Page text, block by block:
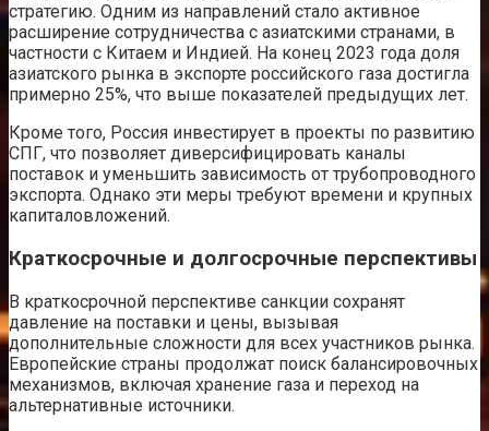
стратегию. Одним из направлений стало активное
расширение сотрудничества с азиатскими странами, в
частности с Китаем и Индией. На конец 2023 года доля
азиатского рынка в экспорте российского газа достигла
примерно 25%, что выше показателей предыдущих лет.
Кроме того, Россия инвестирует в проекты по развитию
СПГ, что позволяет диверсифицировать каналы
поставок и уменьшить зависимость от трубопроводного
экспорта. Однако эти меры требуют времени и крупных
капиталовложений.
Краткосрочные и долгосрочные перспективы
В краткосрочной перспективе санкции сохранят
давление на поставки и цены, вызывая
дополнительные сложности для всех участников рынка.
Европейские страны продолжат поиск балансировочных
механизмов, включая хранение газа и переход на
альтернативные источники.